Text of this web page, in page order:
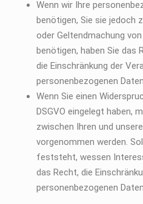
Wenn wir Ihre
benötigen, Sie sie jedoch
oder Geltendmachung
benötigen, haben Sie das
die Einschränkung der
personenbezogenen
Wenn Sie einen
DSGVO eingelegt haben,
zwischen Ihren und
vorgenommen werden.
feststeht, wessen
das Recht, die
personenbezogenen